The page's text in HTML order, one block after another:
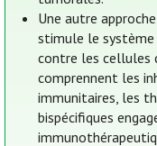
Une autre
stimule le
contre les cellules
comprennent les
immunitaires, les
bispécifiques